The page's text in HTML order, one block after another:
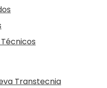
Transtecnia